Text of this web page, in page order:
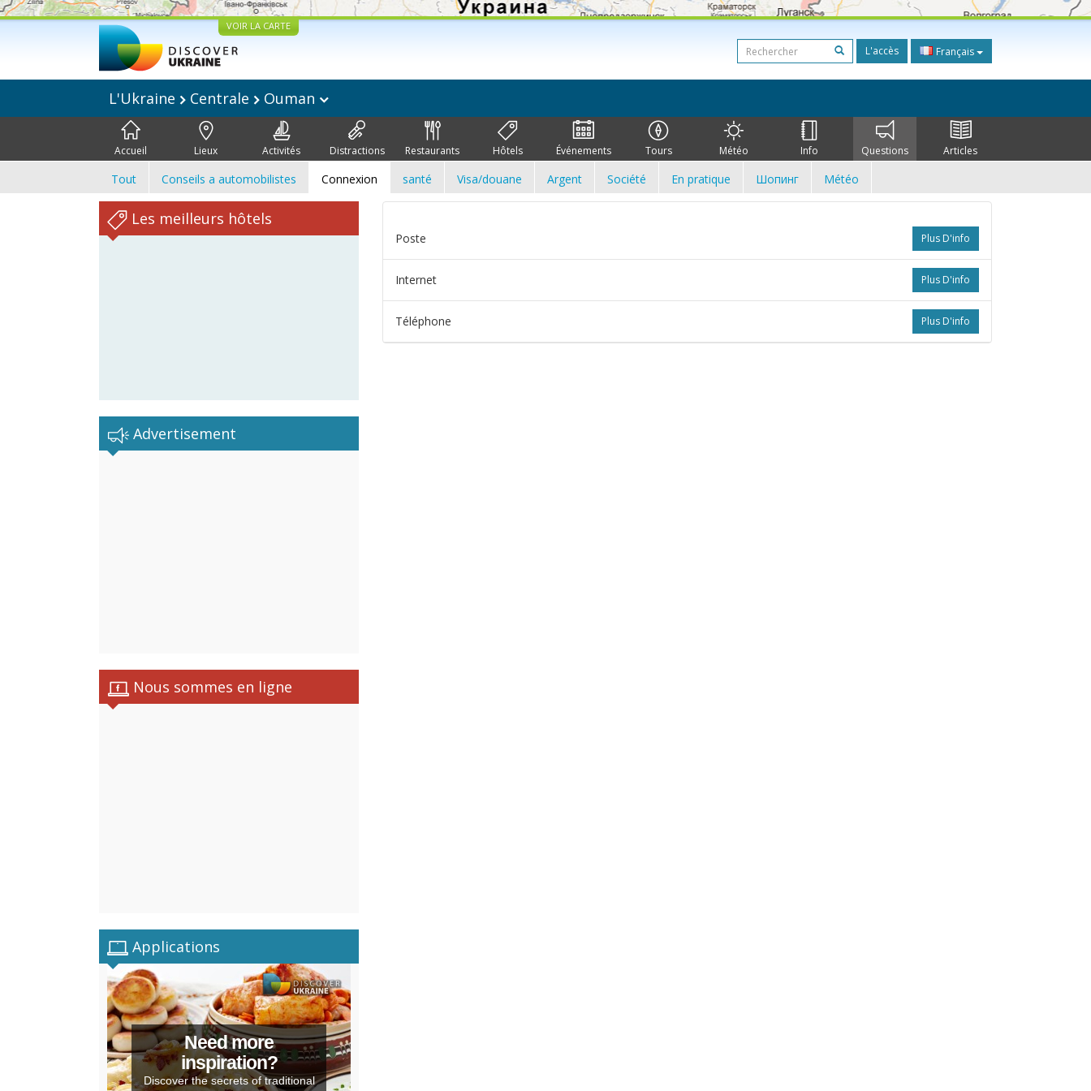
VOIR LA CARTE
L'accès Français
L'Ukraine Centrale Ouman
Accueil Lieux Activités Distractions Restaurants Hôtels Événements Tours Météo Info Questions Articles
Tout Conseils a automobilistes Connexion santé Visa/douane Argent Société En pratique Шопинг Météo
Les meilleurs hôtels
Advertisement
Nous sommes en ligne
Applications
Need more
inspiration?
Discover the secrets of traditional
Plus D'info
Poste
Plus D'info
Internet
Plus D'info
Téléphone